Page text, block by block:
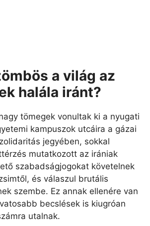
a világ az
halála iránt?
tömegek vonultak ki a nyugati
kampuszok utcáira a gázai
jegyében, sokkal
mutatkozott az irániak
szabadságjogokat követelnek
és válaszul brutális
szembe. Ez annak ellenére van
becslések is kiugróan
utalnak.